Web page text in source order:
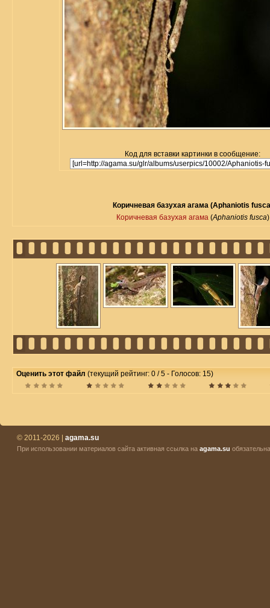
Код для вставки картинки в сообщение:
Коричневая базухая агама (Aphaniotis
Коричневая базухая агама (Aphaniotis fusca)
Оценить этот файл (текущий рейтинг: 0 / 5 - Голосов: 15)
© 2011-2026 | agama.su
При использовании материалов сайта активная ссылка на agama.su